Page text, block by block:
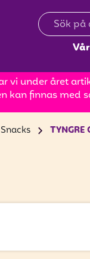
vi under året
kan finnas
Snacks